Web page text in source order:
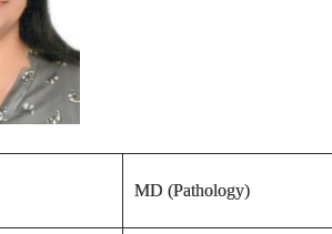
MD (Pathology)